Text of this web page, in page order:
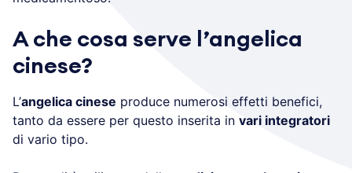
A che cosa serve l’angelica
cinese?
L’angelica cinese produce numerosi effetti benefici,
tanto da essere per questo inserita in vari integratori
di vario tipo.